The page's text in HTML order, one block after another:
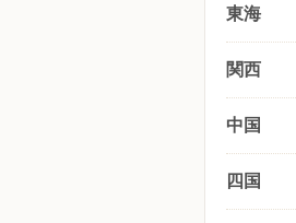
東海
関西
中国
四国